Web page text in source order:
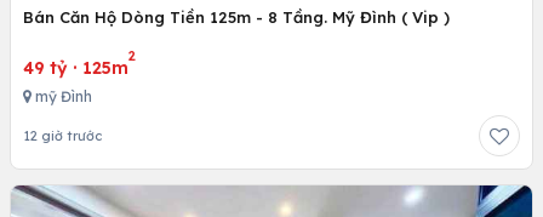
Bán Căn Hộ Dòng Tiền 125m - 8 Tầng. Mỹ Đình ( Vip )
49 tỷ · 125m
2
mỹ Đình
12 giờ trước